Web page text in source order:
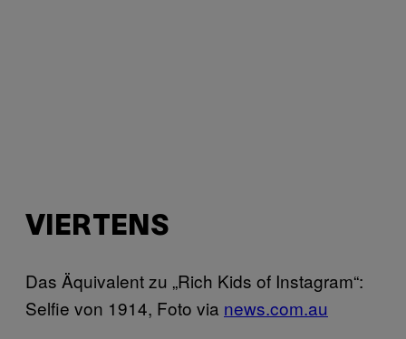
VIERTENS
Das Äquivalent zu „Rich Kids of Instagram“:
Selfie von 1914, Foto via news.com.au